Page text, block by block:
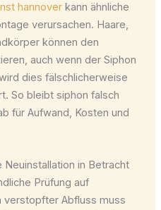
hannoverkann ähnliche
verursachen. Haare,
können den
auch wenn der Siphon
dies fälschlicherweise
So bleibt siphon falsch
für Aufwand, Kosten und
in Betracht
Prüfung auf
verstopfter Abfluss muss